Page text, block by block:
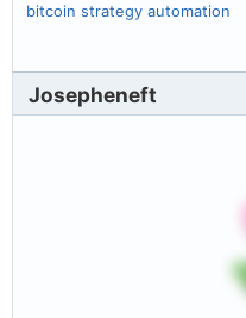
bitcoin strategy automation
Josepheneft